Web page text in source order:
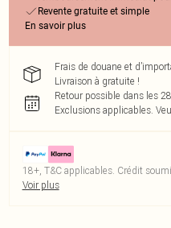
Revente gratuite et simple
En savoir plus
Frais de douane et
Livraison à gratuite !
Retour possible dans les
Exclusions applicables.
18+, T&C applicables. Crédit
Voir plus